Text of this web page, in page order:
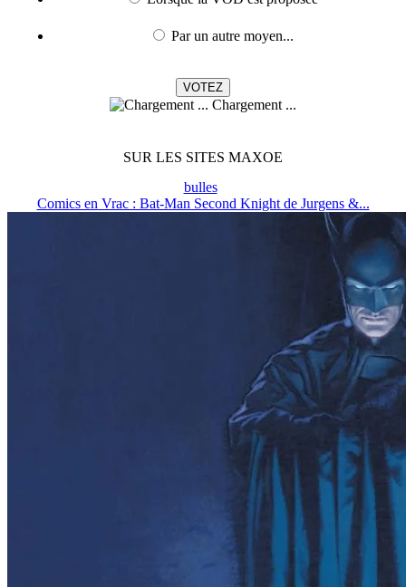
Par un autre moyen...
Chargement ...
SUR LES SITES MAXOE
bulles
Comics en Vrac : Bat-Man Second Knight de Jurgens &...